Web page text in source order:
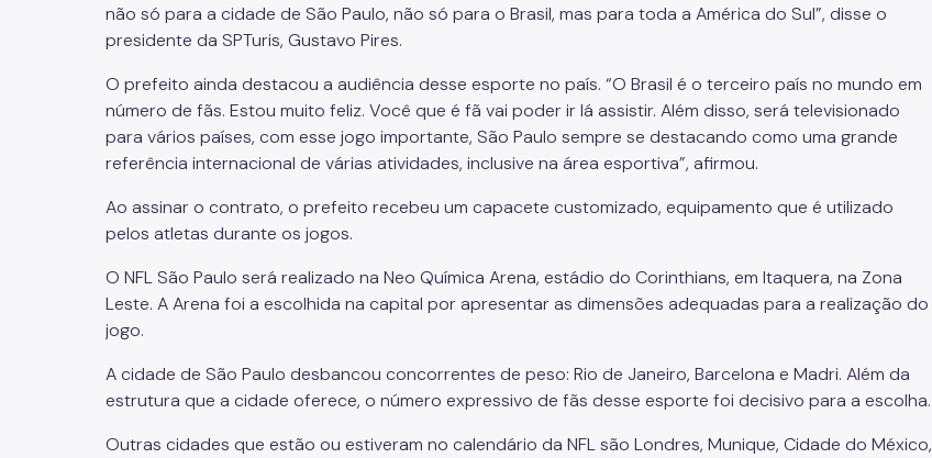
não só para a cidade de São Paulo, não só para o Brasil, mas para toda a América do Sul”, disse o
presidente da SPTuris, Gustavo Pires.
O prefeito ainda destacou a audiência desse esporte no país. “O Brasil é o terceiro país no mundo em
número de fãs. Estou muito feliz. Você que é fã vai poder ir lá assistir. Além disso, será televisionado
para vários países, com esse jogo importante, São Paulo sempre se destacando como uma grande
referência internacional de várias atividades, inclusive na área esportiva”, afirmou.
Ao assinar o contrato, o prefeito recebeu um capacete customizado, equipamento que é utilizado
pelos atletas durante os jogos.
O NFL São Paulo será realizado na Neo Química Arena, estádio do Corinthians, em Itaquera, na Zona
Leste. A Arena foi a escolhida na capital por apresentar as dimensões adequadas para a realização do
jogo.
A cidade de São Paulo desbancou concorrentes de peso: Rio de Janeiro, Barcelona e Madri. Além da
estrutura que a cidade oferece, o número expressivo de fãs desse esporte foi decisivo para a escolha.
Outras cidades que estão ou estiveram no calendário da NFL são Londres, Munique, Cidade do México,